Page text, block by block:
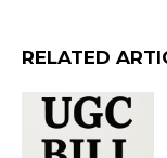
RELATED